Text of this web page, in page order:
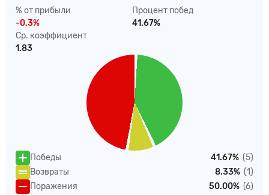
% от прибыли
-0.3%
Процент побед
41.67%
Ср. коэффициент
1.83
Победы 41.67% (5)
Возвраты
8.33% (1)
Поражения
50.00% (6)